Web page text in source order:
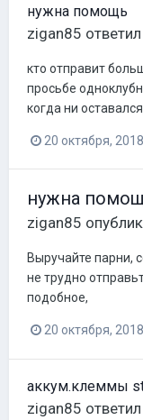
нужна помощь
zigan85 ответил
кто отправит
просьбе
когда ни
20 октября, 2018
нужна
zigan85
Выручайте парни,
не трудно
подобное,
20 октября, 2018
аккум.клеммы
zigan85 ответил